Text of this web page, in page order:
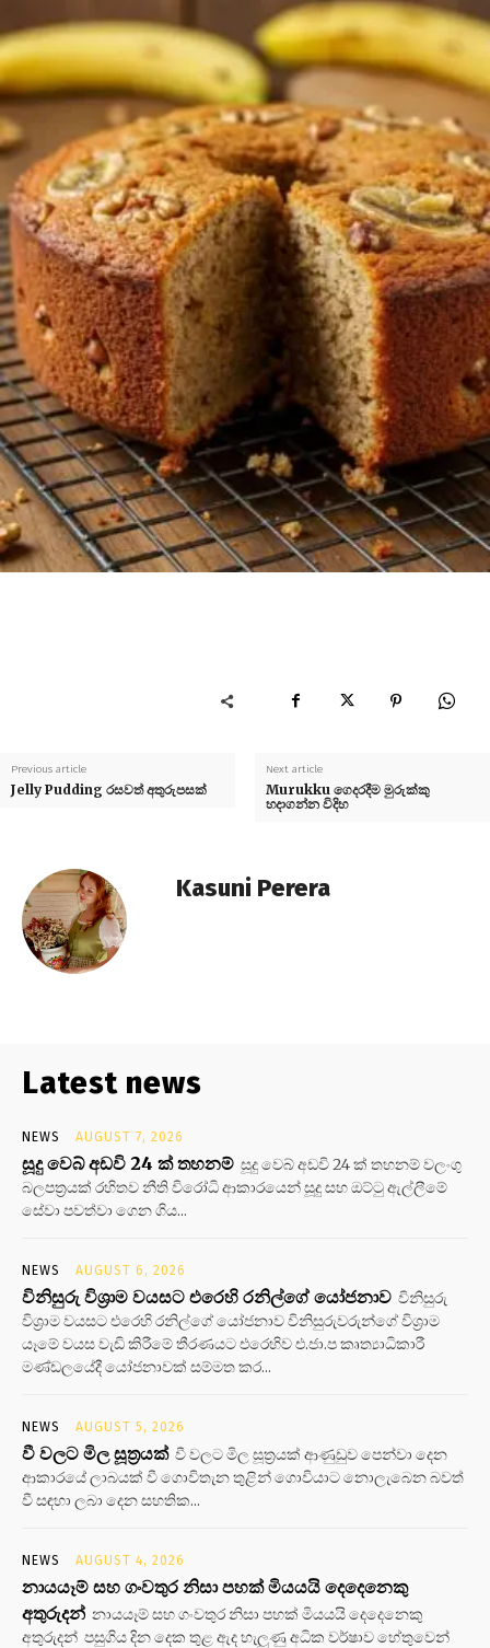
Previous article
Jelly Pudding රසවත් අතුරුපසක්
Next article
Murukku ගෙදරදීම මුරුක්කු
හදාගන්න විදිහ
Kasuni Perera
Latest news
NEWS AUGUST 7, 2026
සූදු වෙබ් අඩවි 24 ක් තහනම් සූදු වෙබ් අඩවි 24 ක් තහනම් වලංගු
බලපත්‍රයක් රහිතව නීති විරෝධි ආකාරයෙන් සූදු සහ ඔට්ටු ඇල්ලීමේ
සේවා පවත්වා ගෙන ගිය...
NEWS AUGUST 6, 2026
විනිසුරු විශ්‍රාම වයසට එරෙහි රනිල්ගේ යෝජනාව විනිසුරු
විශ්‍රාම වයසට එරෙහි රනිල්ගේ යෝජනාව විනිසුරුවරුන්ගේ විශ්‍රාම
යෑමේ වයස වැඩි කිරීමේ තීරණයට එරෙහිව එ.ජා.ප කෘත්‍යාධිකාරී
මණ්ඩලයේදී යෝජනාවක් සම්මත කර...
NEWS AUGUST 5, 2026
වී වලට මිල සූත්‍රයක් වී වලට මිල සූත්‍රයක් ආණුඩුව පෙන්වා දෙන
ආකාරයේ ලාබයක් වී ගොවිතැන තුළින් ගොවියාට නොලැබෙන බවත්
වී සඳහා ලබා දෙන සහතික...
NEWS AUGUST 4, 2026
නායයෑම් සහ ගංවතුර නිසා පහක් මියයයි දෙදෙනෙකු
අතුරුදන් නායයෑම් සහ ගංවතුර නිසා පහක් මියයයි දෙදෙනෙකු
අතුරුදන් පසුගිය දින දෙක තුළ ඇද හැලුණු අධික වර්ෂාව හේතුවෙන්